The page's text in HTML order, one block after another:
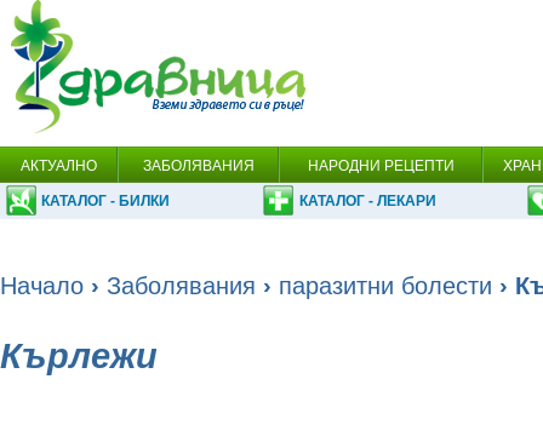
АКТУАЛНО ЗАБОЛЯВАНИЯ НАРОДНИ РЕЦЕПТИ
КАТАЛОГ - БИЛКИ КАТАЛОГ - ЛЕКАРИ
Начало › Заболявания › паразитни болести ›
Кърлежи